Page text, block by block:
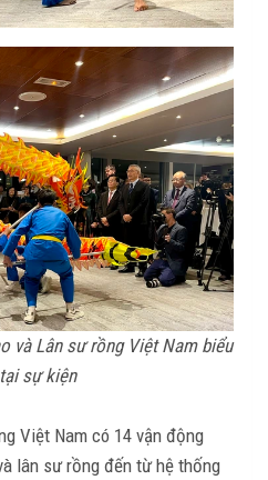
và Lân sư rồng Việt Nam biểu
sự kiện
Việt Nam có 14 vận động
lân sư rồng đến từ hệ thống